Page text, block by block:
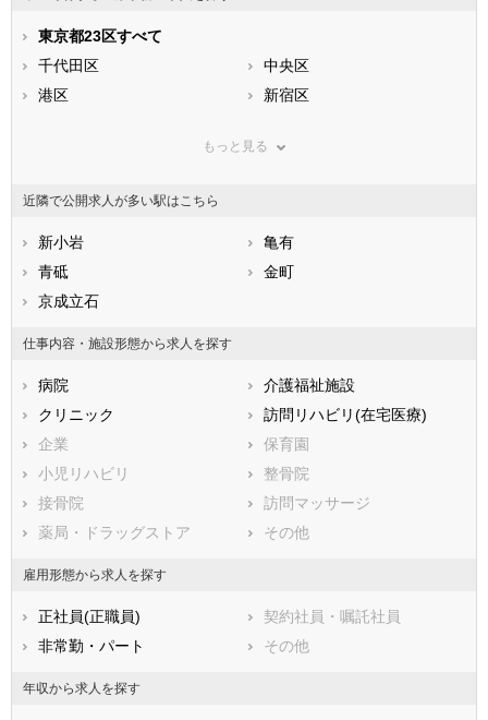
石川県 福井県
静岡県
滋賀県
兵庫県
山口県
福岡県
佐賀県
熊本県
鹿児島県
東京都23区すべて
千代田区
中央区
港区
新宿区
江東区
大田区
渋谷区
中野区
杉並区
豊島区
北区
江戸川区
市部
八王子市
立川市
武蔵野市
三鷹市
青梅市
府中市
昭島市
調布市
町田市
東村山市
国分寺市
国立市
福生市
狛江市
もっと見る
近隣で公開求人が多い駅はこちら
新小岩
亀有
青砥
金町
京成立石
仕事内容・施設形態から求人を探す
病院
介護福祉施設
クリニック
訪問リハビリ(在宅医療)
企業
保育園
小児リハビリ
整骨院
接骨院
訪問マッサージ
薬局・ドラッグストア
その他
雇用形態から求人を探す
正社員(正職員)
契約社員・嘱託社員
非常勤・パート
その他
年収から求人を探す